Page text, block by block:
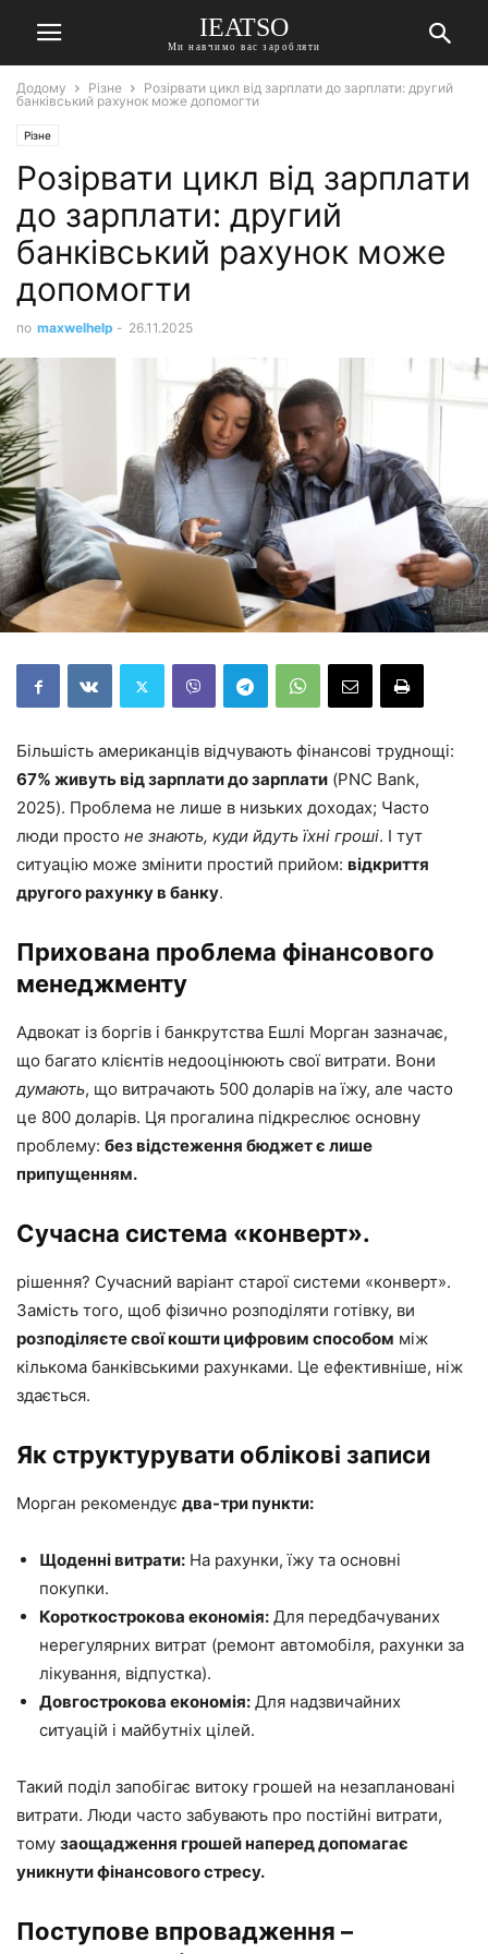
IEATSO
Ми навчимо вас заробляти
Додому Різне
Розірвати цикл від зарплати до зарплати: другий
банківський рахунок може допомогти
Різне
Розірвати цикл від зарплати
до зарплати: другий
банківський рахунок може
допомогти
по maxwelhelp - 26.11.2025
Більшість американців відчувають фінансові труднощі:
67% живуть від зарплати до зарплати (PNC Bank,
2025). Проблема не лише в низьких доходах; Часто
люди просто не знають, куди йдуть їхні гроші. І тут
ситуацію може змінити простий прийом: відкриття
другого рахунку в банку.
Прихована проблема фінансового
менеджменту
Адвокат із боргів і банкрутства Ешлі Морган зазначає,
що багато клієнтів недооцінюють свої витрати. Вони
думають, що витрачають 500 доларів на їжу, але часто
це 800 доларів. Ця прогалина підкреслює основну
проблему: без відстеження бюджет є лише
припущенням.
Сучасна система «конверт».
рішення? Сучасний варіант старої системи «конверт».
Замість того, щоб фізично розподіляти готівку, ви
розподіляєте свої кошти цифровим способом між
кількома банківськими рахунками. Це ефективніше, ніж
здається.
Як структурувати облікові записи
Морган рекомендує два-три пункти:
Щоденні витрати: На рахунки, їжу та основні
покупки.
Короткострокова економія: Для передбачуваних
нерегулярних витрат (ремонт автомобіля, рахунки за
лікування, відпустка).
Довгострокова економія: Для надзвичайних
ситуацій і майбутніх цілей.
Такий поділ запобігає витоку грошей на незаплановані
витрати. Люди часто забувають про постійні витрати,
тому заощадження грошей наперед допомагає
уникнути фінансового стресу.
Поступове впровадження –